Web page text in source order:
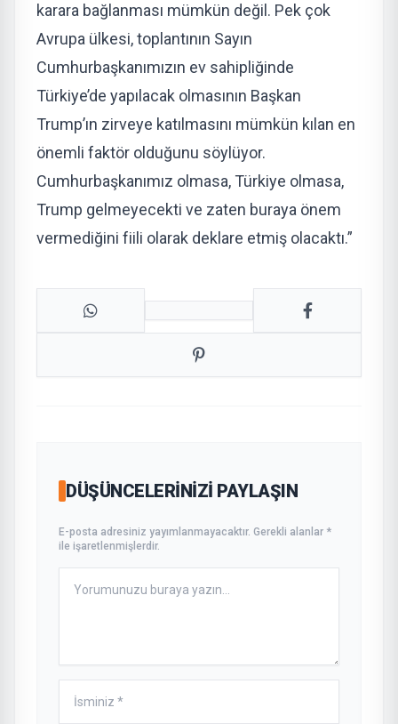
karara bağlanması mümkün değil. Pek çok
Avrupa ülkesi, toplantının Sayın
Cumhurbaşkanımızın ev sahipliğinde
Türkiye’de yapılacak olmasının Başkan
Trump’ın zirveye katılmasını mümkün kılan en
önemli faktör olduğunu söylüyor.
Cumhurbaşkanımız olmasa, Türkiye olmasa,
Trump gelmeyecekti ve zaten buraya önem
vermediğini fiili olarak deklare etmiş olacaktı.”
DÜŞÜNCELERINIZI PAYLAŞIN
E-posta adresiniz yayımlanmayacaktır. Gerekli alanlar *
ile işaretlenmişlerdir.